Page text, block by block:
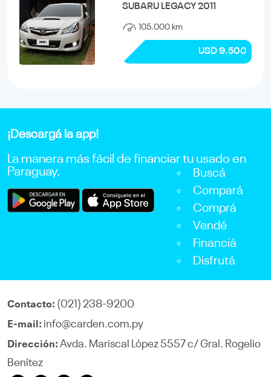
SUBARU LEGACY 2011
105.000 km
USD 9.500
¡Descargá la app!
La manera más fácil de financiar tu usado en
Paraguay.
Buscá
Compará
Comprá
Vendé
Financiá
Disfrutá
Contacto: (021) 238-9200
E-mail: info@carden.com.py
Dirección: Avda. Mariscal López 5557 c/ Gral. Rogelio
Benítez